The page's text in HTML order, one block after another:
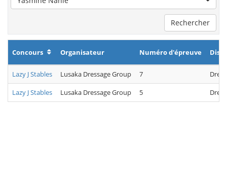
Rechercher
Concours Organisateur Numéro d'épreuve
Lazy J Stables Lusaka Dressage Group 7
Lazy J Stables
Lusaka Dressage Group 5